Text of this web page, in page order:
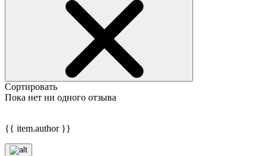
Сортировать
Пока нет ни одного отзыва
{{ item.author }}